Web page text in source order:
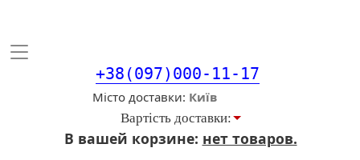
Toggle
+38(097)000-11-17
Місто доставки
Вартiсть доставки:
В вашей корзине: нет товаров.